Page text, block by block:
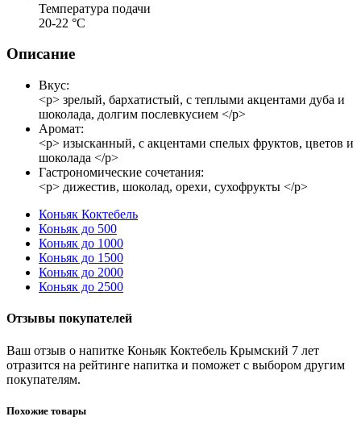
Температура подачи
20-22 °С
Описание
Вкус:
<p> зрелый, бархатистый, с теплыми акцентами дуба и
шоколада, долгим послевкусием </p>
Аромат:
<p> изысканный, с акцентами спелых фруктов, цветов и
шоколада </p>
Гастрономические сочетания:
<p> дижестив, шоколад, орехи, сухофрукты </p>
Коньяк Коктебель
Коньяк до 500
Коньяк до 1000
Коньяк до 1500
Коньяк до 2000
Коньяк до 2500
Отзывы покупателей
Ваш отзыв о напитке Коньяк Коктебель Крымский 7 лет
отразится на рейтинге напитка и поможет с выбором другим
покупателям.
Похожие товары